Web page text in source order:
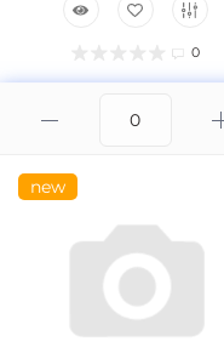
0
new